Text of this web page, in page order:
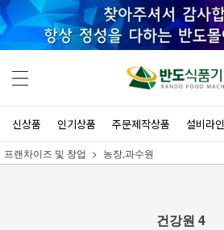
신상품 인기상품 주문제작상품 설비라인
프랜차이즈 및 창업 농장,과수원
건강원 4